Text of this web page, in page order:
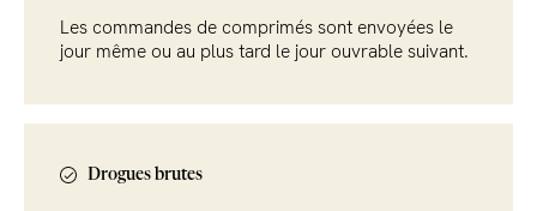
Les commandes de comprimés sont envoyées le
jour même ou au plus tard le jour ouvrable suivant.
Drogues brutes